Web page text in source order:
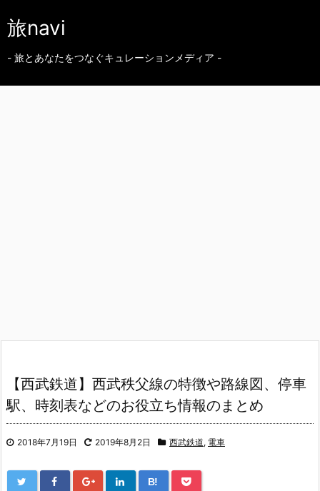
旅navi
- 旅とあなたをつなぐキュレーションメディア -
【西武鉄道】西武秩父線の特徴や路線図、停車
駅、時刻表などのお役立ち情報のまとめ
2018年7月19日 2019年8月2日 西武鉄道, 電車
B!